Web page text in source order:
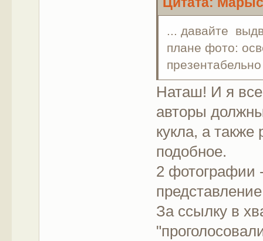
... давайте
плане фото:
Наташ! И я
авторы
кукла, а
подобное.
2 фотографии
За ссылку в